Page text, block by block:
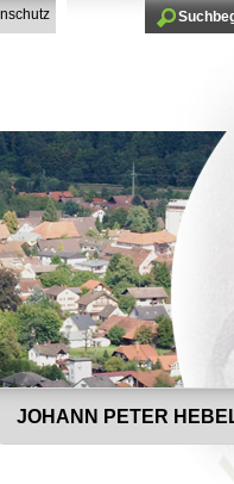
JOHANN PETER HEBEL